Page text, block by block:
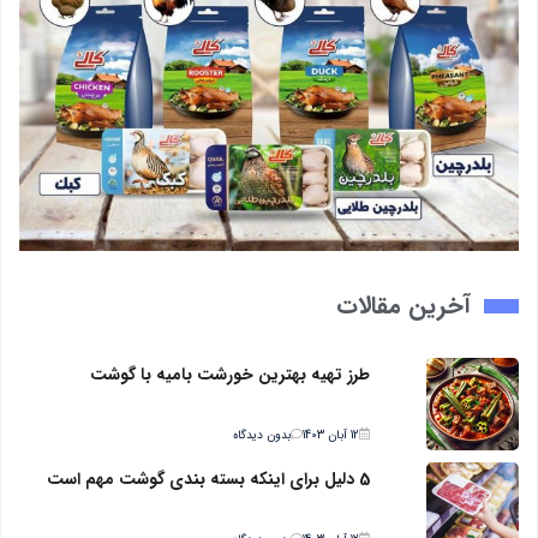
آخرین مقالات
طرز تهیه بهترین خورشت بامیه با گوشت
12 آبان 1403 بدون دیدگاه
5 دلیل برای اینکه بسته بندی گوشت مهم است